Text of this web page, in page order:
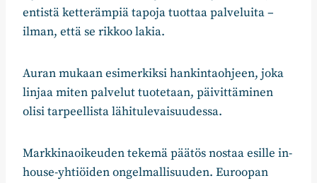
entistä ketterämpiä tapoja tuottaa palveluita –
ilman, että se rikkoo lakia.
Auran mukaan esimerkiksi hankintaohjeen, joka
linjaa miten palvelut tuotetaan, päivittäminen
olisi tarpeellista lähitulevaisuudessa.
Markkinaoikeuden tekemä päätös nostaa esille in-
house-yhtiöiden ongelmallisuuden. Euroopan